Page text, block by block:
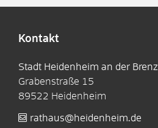
Kontakt
Stadt Heidenheim an der Brenz
Grabenstraße 15
89522 Heidenheim
rathaus@heidenheim.de